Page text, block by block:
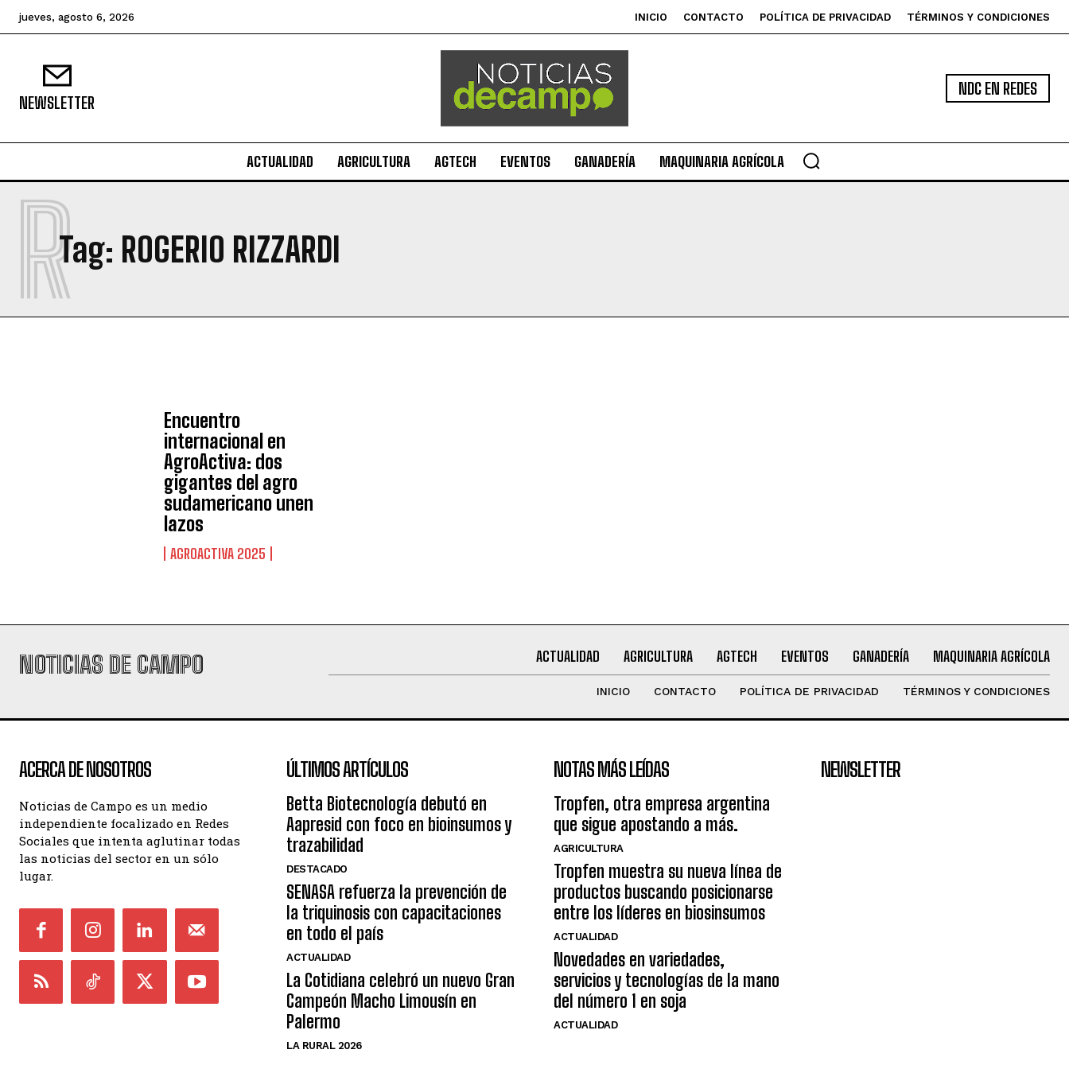
jueves, agosto 6, 2026 INICIO CONTACTO POLÍTICA DE PRIVACIDAD TÉRMINOS Y CONDICIONES
NEWSLETTER
NDC EN REDES
ACTUALIDAD AGRICULTURA AGTECH EVENTOS GANADERÍA MAQUINARIA AGRÍCOLA
Tag: ROGERIO RIZZARDI
R
Encuentro
internacional en
AgroActiva: dos
gigantes del agro
sudamericano unen
lazos
AGROACTIVA 2025
NOTICIAS DE CAMPO ACTUALIDAD AGRICULTURA AGTECH EVENTOS GANADERÍA MAQUINARIA AGRÍCOLA
INICIO CONTACTO POLÍTICA DE PRIVACIDAD TÉRMINOS Y CONDICIONES
ACERCA DE NOSOTROS
Noticias de Campo es un medio
independiente focalizado en Redes
Sociales que intenta aglutinar todas
las noticias del sector en un sólo
lugar.
ÚLTIMOS ARTÍCULOS
Betta Biotecnología debutó en
Aapresid con foco en bioinsumos y
trazabilidad
DESTACADO
SENASA refuerza la prevención de
la triquinosis con capacitaciones
en todo el país
ACTUALIDAD
La Cotidiana celebró un nuevo Gran
Campeón Macho Limousín en
Palermo
LA RURAL 2026
NOTAS MÁS LEÍDAS
Tropfen, otra empresa argentina
que sigue apostando a más.
AGRICULTURA
Tropfen muestra su nueva línea de
productos buscando posicionarse
entre los líderes en biosinsumos
ACTUALIDAD
Novedades en variedades,
servicios y tecnologías de la mano
del número 1 en soja
ACTUALIDAD
NEWSLETTER